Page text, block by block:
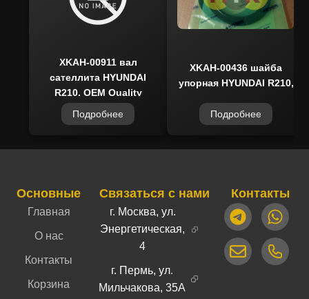
XKAH-00911 вал
сателлита HYUNDAI
R210, OEM Quality
Подробнее
XKAH-00436 шайба
упорная HYUNDAI R210,
Подробнее
Основные
Главная
О нас
Контакты
Корзина
Связаться с нами
г. Москва, ул.
Энергетическая,
4
г. Пермь, ул.
Мильчакова, 35А
Контакты